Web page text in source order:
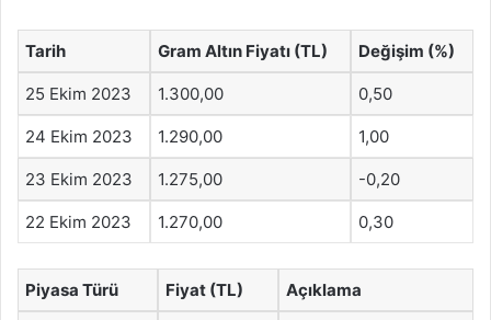
Tarih Gram Altın Fiyatı (TL) Değişim (%)
25 Ekim 2023 1.300,00 0,50
24 Ekim 2023 1.290,00 1,00
23 Ekim 2023 1.275,00 -0,20
22 Ekim 2023 1.270,00 0,30
Piyasa Türü Fiyat (TL) Açıklama